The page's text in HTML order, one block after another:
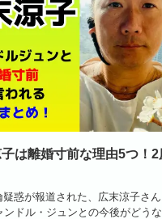
は離婚寸前な理由5つ！2
惑が報道された、広末涼子さ
ドル・ジュンとの今後がどう